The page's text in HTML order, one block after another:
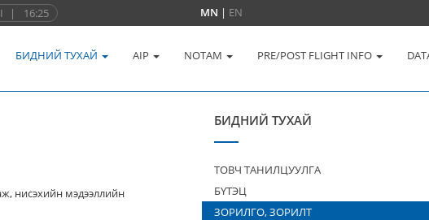
| 16:25 MN | EN
БИДНИЙ ТУХАЙ AIP NOTAM PRE/POST FLIGHT INFO
нисэхийн мэдээллийн
БИДНИЙ ТУХАЙ
ТОВЧ ТАНИЛЦУУЛГА
БҮТЭЦ
ЗОРИЛГО, ЗОРИЛТ